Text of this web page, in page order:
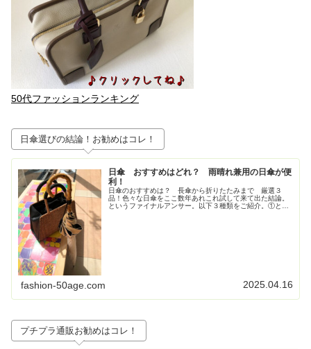
50代ファッションランキング
日傘選びの結論！お勧めはコレ！
日傘 おすすめはどれ？ 雨晴れ兼用の日傘が便
利！
日傘のおすすめは？ 長傘から折りたたみまで 厳選３
品！色々な日傘をここ数年あれこれ試して来て出た結論。
というファイナルアンサー。以下３種類をご紹介。①とに
fashion-50age.com 2025.04.16
プチプラ通販お勧めはコレ！